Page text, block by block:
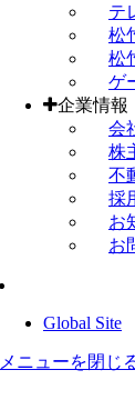
テ
松
松
ゲ
企業情報
会
株
不
採
お
お
Global Site
メニューを閉じ